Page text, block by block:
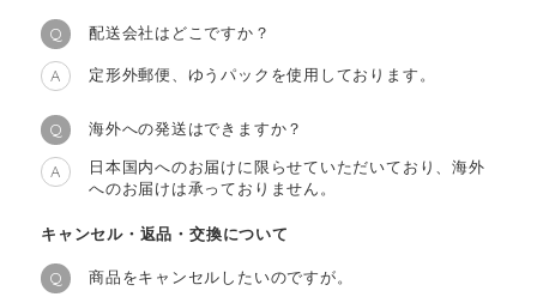
Q 配送会社はどこですか？
A 定形外郵便、ゆうパックを使用しております。
Q 海外への発送はできますか？
A
日本国内へのお届けに限らせていただいており、海外
へのお届けは承っておりません。
キャンセル・返品・交換について
Q 商品をキャンセルしたいのですが。